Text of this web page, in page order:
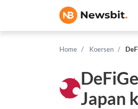
Home Koersen
Japan